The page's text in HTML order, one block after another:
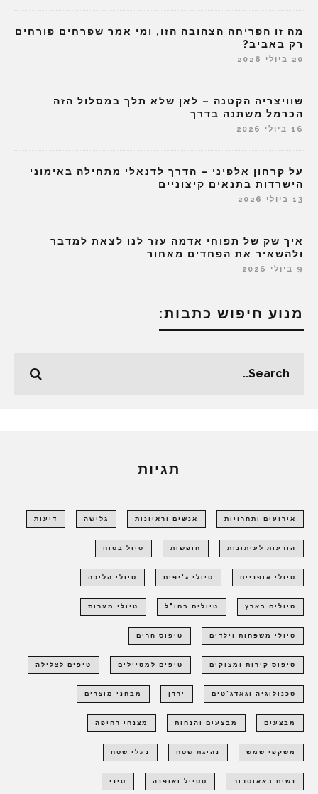
מה זו הפריחה הצהובה הזו, ומי אמר שפרחים פורחים
רק באביב?
20 ביולי 2026
שוויצריה הקטנה – לאן שלא תלך במסלול הזה
הכרמל משתנה בדרך
16 ביולי 2026
על קרחון אלפיני – הדרך לדנאלי מתחילה באימוני
הישרדות בתנאים קיצוניים
13 ביולי 2026
איך שק של תפוחי אדמה עזר לנו לצאת למדבר
ולהשאיר את הפחדים מאחור
9 ביולי 2026
מנוע חיפוש כתבות:
תגיות
אירועים ותחרויות אנשים וראיונות גלישה דיעות
הודעות לעיתונות חופשות טיול בטוח
טיולי אופניים טיולי ג'יפים טיולי הליכה
טיולים בארץ טיולים בחו"ל טיולי מערות
טיולי משפחות וילדים טיפוס הרים
טיפוס קירות ומצוקים טיפים למטיילים טיפים לצלילה
טכנולוגיה וגאדג'טים ירדן מבחני מוצרים
מבצעים מבצעים והנחות מצנחי רחיפה
משקפי שמש נהיגת שטח נעלי שטח
נשים באאוטדור סטייל ואופנה סיני